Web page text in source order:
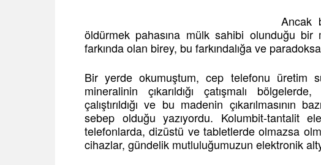
Ancak
öldürmek pahasına mülk sahibi olunduğu bir
farkında olan birey, bu farkındalığa ve
Bir yerde okumuştum, cep telefonu üretim
mineralinin çıkarıldığı çatışmalı
çalıştırıldığı ve bu madenin çıkarılmasının
sebep olduğu yazıyordu. Kolumbit-tantalit
telefonlarda, dizüstü ve tabletlerde olmazsa
cihazlar, gündelik mutluluğumuzun elektronik